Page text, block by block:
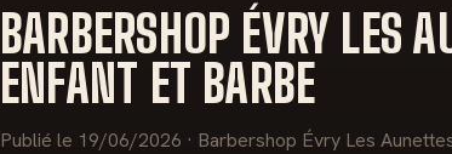
BARBERSHOP ÉVRY LES
ENFANT ET BARBE
Publié le 19/06/2026 · Barbershop Évry Les